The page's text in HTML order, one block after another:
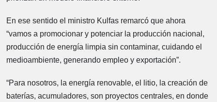
En ese sentido el ministro Kulfas remarcó que ahora
“vamos a promocionar y potenciar la producción nacional,
producción de energía limpia sin contaminar, cuidando el
medioambiente, generando empleo y exportación”.
“Para nosotros, la energía renovable, el litio, la creación de
baterías, acumuladores, son proyectos centrales, en donde